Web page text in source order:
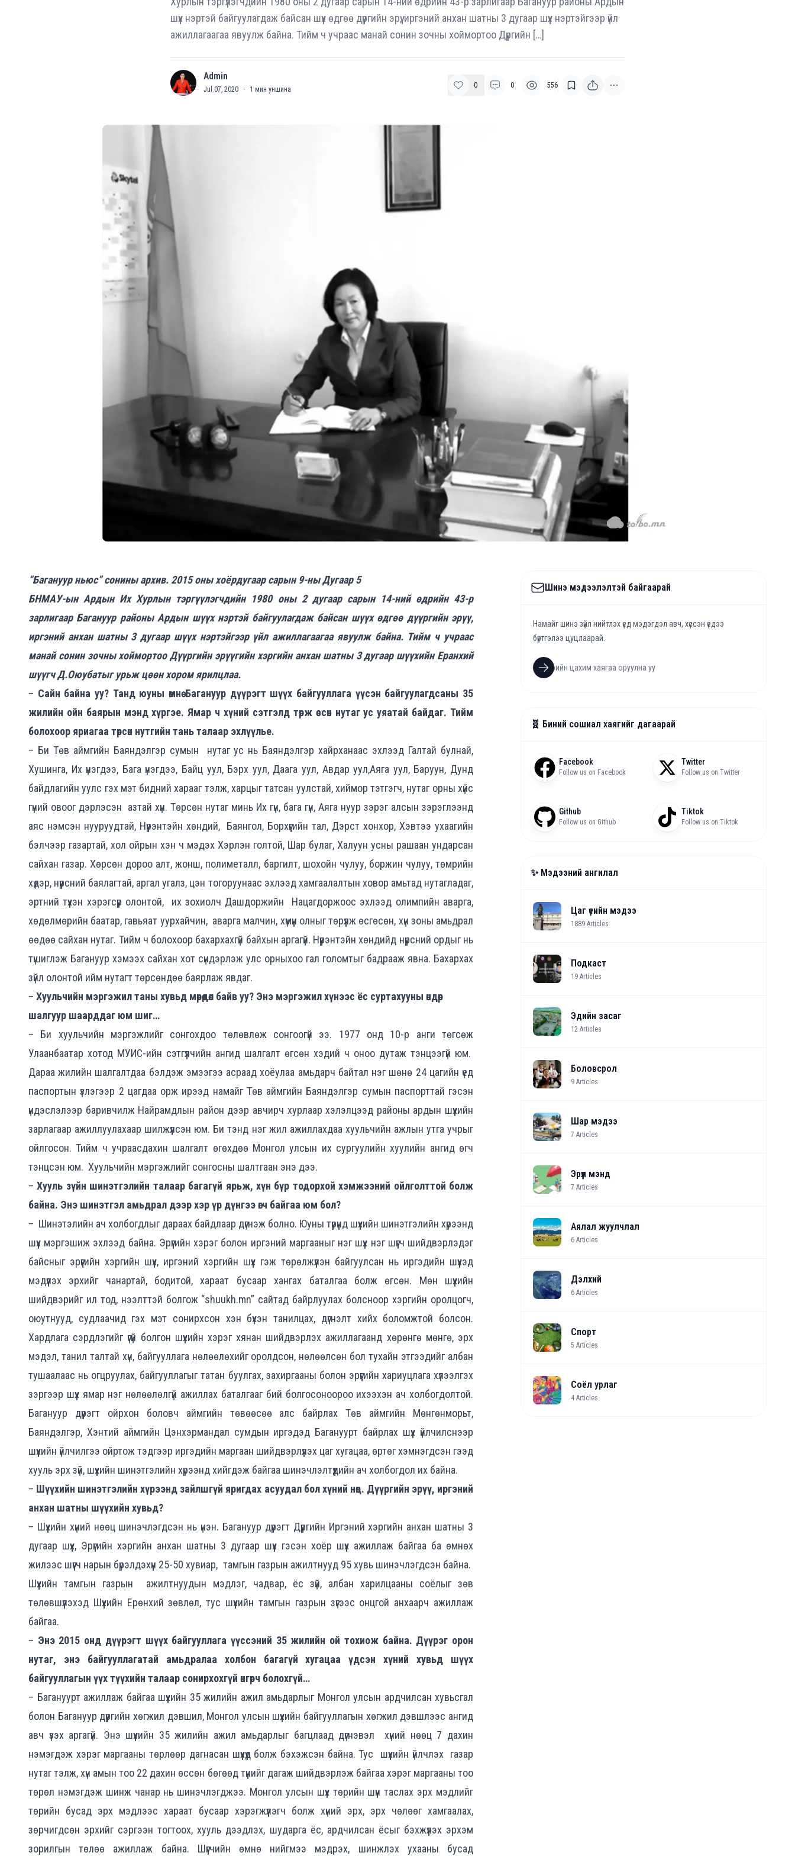
шүүх нэртэй байгуулагдаж байсан шүүх өдгөө дүүргийн эрүү, иргэний анхан шатны 3 дугаар шүүх нэртэйгээр үйл
ажиллагаагаа явуулж байна. Тийм ч учраас манай сонин зочны хоймортоо Дүүргийн […]
A Admin
Jul 07, 2020 · 1 мин уншина 0 0 556
“Багануур ньюс” сонины архив. 2015 оны хоёрдугаар сарын 9-ны Дугаар 5
БНМАУ-ын Ардын Их Хурлын тэргүүлэгчдийн 1980 оны 2 дугаар сарын 14-ний өдрийн 43-р
зарлигаар Багануур районы Ардын шүүх нэртэй байгуулагдаж байсан шүүх өдгөө дүүргийн эрүү,
иргэний анхан шатны 3 дугаар шүүх нэртэйгээр үйл ажиллагаагаа явуулж байна. Тийм ч учраас
манай сонин зочны хоймортоо Дүүргийн эрүүгийн хэргийн анхан шатны 3 дугаар шүүхийн Еранхий
шүүгч Д.Оюубатыг урьж цөөн хором ярилцлаа.
– Сайн байна уу? Танд юуны өмнө Багануур дүүрэгт шүүх байгууллага үүсэн байгуулагдсаны 35
жилийн ойн баярын мэнд хүргэе. Ямар ч хүний сэтгэлд төрж өссөн нутаг ус уяатай байдаг. Тийм
болохоор яриагаа төрсөн нутгийн тань талаар эхлүүлье.
– Би Төв аймгийн Баяндэлгэр сумын нутаг ус нь Баяндэлгэр хайрханаас эхлээд Галтай булнай,
Хушинга, Их үнэгдээ, Бага үнэгдээ, Байц уул, Бэрх уул, Даага уул, Авдар уул,Аяга уул, Баруун, Дунд
байдлагийн уулс гэх мэт бидний харааг тэлж, харцыг татсан уулстай, хиймор тэтгэгч, нутаг орны хүйс
гүний овоог дэрлэсэн азтай хүн. Төрсөн нутаг минь Их гүн, бага гүн, Аяга нуур зэрэг алсын зэрэглээнд
аяс нэмсэн нууруудтай, Нүүрэнтэйн хөндий, Баянгол, Борхүүгийн тал, Дэрст хонхор, Хэвтээ ухаагийн
бэлчээр газартай, хол ойрын хэн ч мэдэх Хэрлэн голтой, Шар булаг, Халуун усны рашаан ундарсан
сайхан газар. Хөрсөн дороо алт, жонш, полиметалл, баргилт, шохойн чулуу, боржин чулуу, төмрийн
хүдэр, нүүрсний баялагтай, аргал угалз, цэн тогоруунаас эхлээд хамгаалалтын ховор амьтад нутагладаг,
эртний түүхэн хэрэгсүүр олонтой, их зохиолч Дашдоржийн Нацагдоржоос эхлээд олимпийн аварга,
хөдөлмөрийн баатар, гавьяат уурхайчин, аварга малчин, хүмүүн олныг төрүүлж өсгөсөн, хүн зоны амьдрал
өөдөө сайхан нутаг. Тийм ч болохоор бахархахгүй байхын аргагүй. Нүүрэнтэйн хөндийд нүүрсний ордыг нь
түшиглэж Багануур хэмээх сайхан хот сүндэрлэж улс орныхоо гал голомтыг бадрааж явна. Бахархах
зүйл олонтой ийм нутагт төрсөндөө баярлаж явдаг.
– Хуульчийн мэргэжил таны хувьд мөрөөдөл байв уу? Энэ мэргэжил хүнээс ёс суртахууны өндөр
шалгуур шаарддаг юм шиг…
– Би хуульчийн мэргэжлийг сонгохдоо төлөвлөж сонгоогүй ээ. 1977 онд 10-р анги төгсөж
Улаанбаатар хотод МУИС-ийн сэтгүүлчийн ангид шалгалт өгсөн хэдий ч оноо дутаж тэнцээгүй юм.
Дараа жилийн шалгалтдаа бэлдэж эмээгээ асраад хоёулаа амьдарч байтал нэг шөнө 24 цагийн үед
паспортын үзлэгээр 2 цагдаа орж ирээд намайг Төв аймгийн Баяндэлгэр сумын паспорттай гэсэн
үндэслэлээр баривчилж Найрамдлын район дээр авчирч хурлаар хэлэлцээд районы ардын шүүхийн
зарлагаар ажиллуулахаар шилжүүлсэн юм. Би тэнд нэг жил ажиллахдаа хуульчийн ажлын утга учрыг
ойлгосон. Тийм ч учраасдахин шалгалт өгөхдөө Монгол улсын их сургуулийн хуулийн ангид өгч
тэнцсэн юм. Хуульчийн мэргэжлийг сонгосны шалтгаан энэ дээ.
–Хууль зүйн шинэтгэлийн талаар багагүй ярьж, хүн бүр тодорхой хэмжээний ойлголттой болж
байна. Энэ шинэтгэл амьдрал дээр хэр үр дүнгээ өгч байгаа юм бол?
– Шинэтэлийн ач холбогдлыг дараах байдлаар дүгнэж болно. Юуны түрүүнд шүүхийн шинэтгэлийн хүрээнд
шүүх мэргэшиж эхлээд байна. Эрүүгийн хэрэг болон иргэний маргааныг нэг шүүх нэг шүүгч шийдвэрлэдэг
байсныг эрүүгийн хэргийн шүүх, иргэний хэргийн шүүх гэж төрөлжүүлэн байгуулсан нь иргэдийн шүүхэд
мэдүүлэх эрхийг чанартай, бодитой, хараат бусаар хангах баталгаа болж өгсөн. Мөн шүүхийн
шийдвэрийг ил тод, нээлттэй болгож “shuukh.mn” сайтад байрлуулах болсноор хэргийн оролцогч,
оюутнууд, судлаачид гэх мэт сонирхсон хэн бүхэн танилцах, дүгнэлт хийх боломжтой болсон.
Хардлага сэрдлэгийг үгүй болгон шүүхийн хэрэг хянан шийдвэрлэх ажиллагаанд хөрөнгө мөнгө, эрх
мэдэл, танил талтай хүн, байгууллага нөлөөлөхийг оролдсон, нөлөөлсөн бол тухайн этгээдийг албан
тушаалаас нь огцруулах, байгууллагыг татан буулгах, захиргааны болон эрүүгийн хариуцлага хүлээлгэх
зэргээр шүүх ямар нэг нөлөөлөлгүй ажиллах баталгааг бий болгосоноороо ихээхэн ач холбогдолтой.
Багануур дүүрэгт ойрхон боловч аймгийн төвөөсөө алс байрлах Төв аймгийн Мөнгөнморьт,
Баяндэлгэр, Хэнтий аймгийн Цэнхэрмандал сумдын иргэдэд Багануурт байрлах шүүх үйлчилснээр
шүүхийн үйлчилгээ ойртож тэдгээр иргэдийн маргаан шийдвэрлүүлэх цаг хугацаа, өртөг хэмнэгдсэн гээд
хууль эрх зүй, шүүхийн шинэтгэлийн хүрээнд хийгдэж байгаа шинэчлэлтүүдийн ач холбогдол их байна.
– Шүүхийн шинэтгэлийн хүрээнд зайлшгүй яригдах асуудал бол хүний нөөц. Дүүргийн эрүү, иргэний
анхан шатны шүүхийн хувьд?
– Шүүхийн хүний нөөц шинэчлэгдсэн нь үнэн. Багануур дүүрэгт Дүүргийн Иргэний хэргийн анхан шатны 3
дугаар шүүх, Эрүүгийн хэргийн анхан шатны 3 дугаар шүүх гэсэн хоёр шүүх ажиллаж байгаа ба өмнөх
жилээс шүүгч нарын бүрэлдэхүүн 25-50 хувиар, тамгын газрын ажилтнууд 95 хувь шинэчлэгдсэн байна.
Шүүхийн тамгын газрын ажилтнуудын мэдлэг, чадвар, ёс зүй, албан харилцааны соёлыг зөв
төлөвшүүлэхэд Шүүхийн Ерөнхий зөвлөл, тус шүүхийн тамгын газрын зүгээс онцгой анхаарч ажиллаж
байгаа.
– Энэ 2015 онд дүүрэгт шүүх байгууллага үүссэний 35 жилийн ой тохиож байна. Дүүрэг орон
нутаг, энэ байгууллагатай амьдралаа холбон багагүй хугацаа үдсэн хүний хувьд шүүх
байгууллагын үүх түүхийн талаар сонирхохгүй өнгөрч болохгүй…
– Багануурт ажиллаж байгаа шүүхийн 35 жилийн ажил амьдарлыг Монгол улсын ардчилсан хувьсгал
болон Багануур дүүргийн хөгжил дэвшил, Монгол улсын шүүхийн байгууллагын хөгжил дэвшлээс ангид
авч үзэх аргагүй. Энэ шүүхийн 35 жилийн ажил амьдарлыг багцлаад дүгнэвэл хүний нөөц 7 дахин
нэмэгдэж хэрэг маргааны төрлөөр дагнасан шүүхүүд болж бэхэжсэн байна. Тус шүүхийн үйлчлэх газар
нутаг тэлж, хүн амын тоо 22 дахин өссөн бөгөөд түүнийг дагаж шийдвэрлэж байгаа хэрэг маргааны тоо
төрөл нэмэгдэж шинж чанар нь шинэчлэгджээ. Монгол улсын шүүх төрийн шүүн таслах эрх мэдлийг
төрийн бусад эрх мэдлээс хараат бусаар хэрэгжүүлэгч болж хүний эрх, эрх чөлөөг хамгаалах,
зөрчигдсөн эрхийг сэргээн тогтоох, хууль дээдлэх, шударга ёс, ардчилсан ёсыг бэхжүүлэх эрхэм
зорилгын төлөө ажиллаж байна. Шүүгчийн өмнө нийгмээ мэдрэх, шинжлэх ухааны бусад
Шинэ мэдээлэлтэй байгаарай
Намайг шинэ зүйл нийтлэх үед мэдэгдэл авч, хүссэн үедээ
бүртгэлээ цуцлаарай.
🧬 Биний сошиал хаягийг дагаарай
Facebook
Follow us on Facebook
Twitter
Follow us on Twitter
Github
Follow us on Github
Tiktok
Follow us on Tiktok
✨ Мэдээний ангилал
Цаг үеийн мэдээ
1889 Articles
Подкаст
19 Articles
Эдийн засаг
12 Articles
Боловсрол
9 Articles
Шар мэдээ
7 Articles
Эрүүл мэнд
7 Articles
Аялал жуулчлал
6 Articles
Дэлхий
6 Articles
Спорт
5 Articles
Соёл урлаг
4 Articles